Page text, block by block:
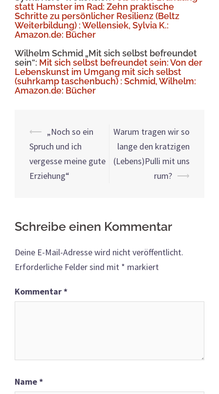
statt Hamster im Rad: Zehn praktische
Schritte zu persönlicher Resilienz (Beltz
Weiterbildung) : Wellensiek, Sylvia K.:
Amazon.de: Bücher
Wilhelm Schmid „Mit sich selbst befreundet
sein“: Mit sich selbst befreundet sein: Von der
Lebenskunst im Umgang mit sich selbst
(suhrkamp taschenbuch) : Schmid, Wilhelm:
Amazon.de: Bücher
Beitrags-
Navigation
⟵ „Noch so ein
Spruch und ich
vergesse meine gute
Erziehung“
Warum tragen wir so
lange den kratzigen
(Lebens)Pulli mit uns
rum? ⟶
Schreibe einen Kommentar
Deine E-Mail-Adresse wird nicht veröffentlicht.
Erforderliche Felder sind mit * markiert
Kommentar*
Name*